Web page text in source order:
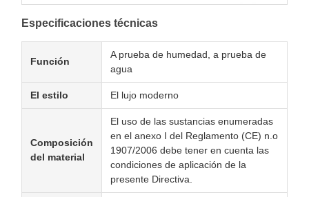
Especificaciones técnicas
Función
A prueba de humedad, a prueba de
agua
El estilo El lujo moderno
Composición
del material
El uso de las sustancias enumeradas
en el anexo I del Reglamento (CE) n.o
1907/2006 debe tener en cuenta las
condiciones de aplicación de la
presente Directiva.